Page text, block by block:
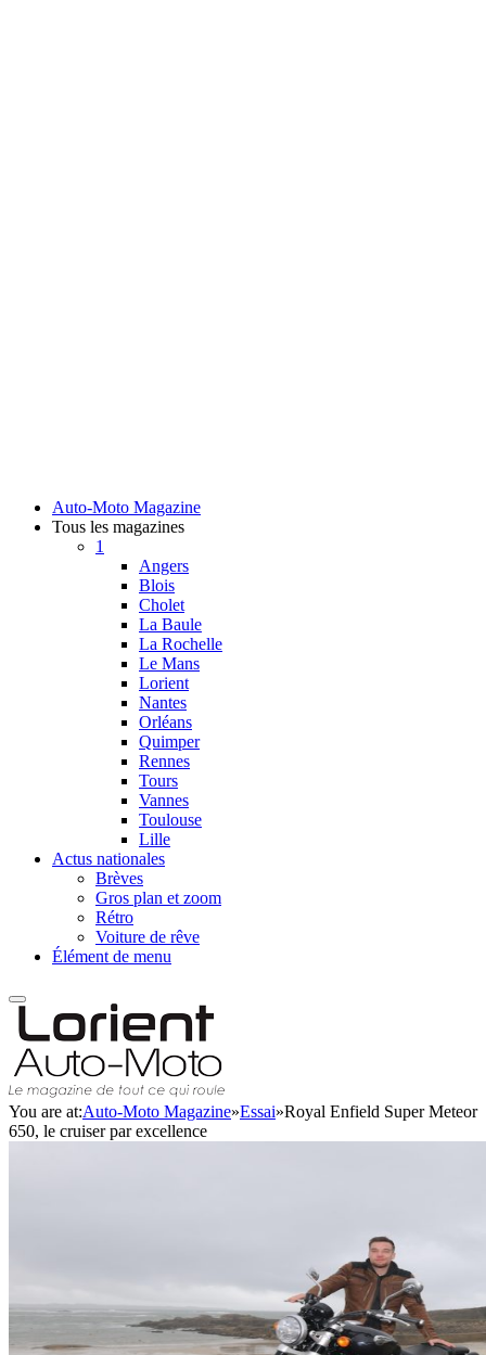
Auto-Moto Magazine
Tous les magazines
1
Angers
Blois
Cholet
La Baule
La Rochelle
Le Mans
Lorient
Nantes
Orléans
Quimper
Rennes
Tours
Vannes
Toulouse
Lille
Actus nationales
Brèves
Gros plan et zoom
Rétro
Voiture de rêve
Élément de menu
You are at:Auto-Moto Magazine»Essai»Royal Enfield Super Meteor
650, le cruiser par excellence